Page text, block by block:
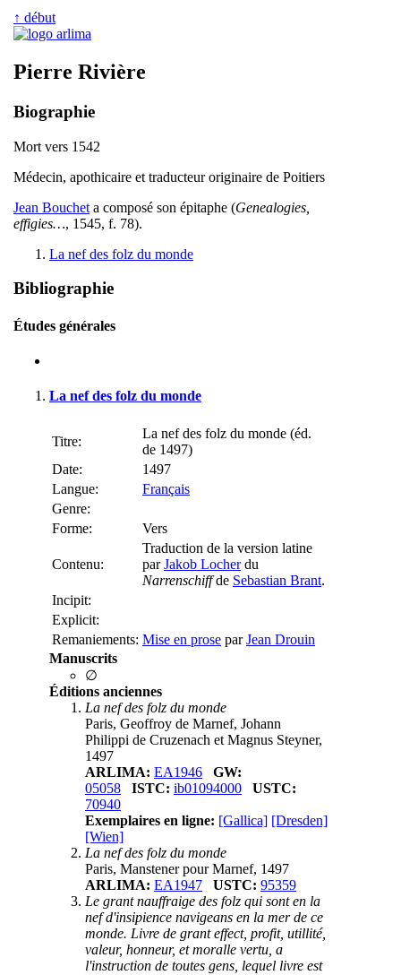
↑ début
Pierre Rivière
Biographie
Mort vers 1542
Médecin, apothicaire et traducteur originaire de Poitiers
Jean Bouchet a composé son épitaphe (Genealogies,
effigies…, 1545, f. 78).
La nef des folz du monde
Bibliographie
Études générales
La nef des folz du monde
Titre:
La nef des folz du monde (éd.
de 1497)
Date:
1497
Langue:
Français
Genre:
Forme:
Vers
Contenu:
Traduction de la version latine
parJakob Locherdu
Narrenschiffde Sebastian Brant.
Incipit:
Explicit:
Remaniements: Mise en prose parJean Drouin
Manuscrits
∅
Éditions anciennes
La nef des folz du monde
Paris, Geoffroy de Marnef, Johann
Philippi de Cruzenach et Magnus Steyner,
1497
ARLIMA: EA1946
GW:
05058
ISTC: ib01094000
USTC:
70940
Exemplaires en ligne: [Gallica] [Dresden]
[Wien]
La nef des folz du monde
Paris, Manstener pour Marnef, 1497
ARLIMA: EA1947 USTC: 95359
Le grant nauffraige des folz qui sont en la
nef d'insipience navigeans en la mer de ce
monde. Livre de grant effect, profit, utillité,
valeur, honneur, et moralle vertu, a
l'instruction de toutes gens, lequel livre est